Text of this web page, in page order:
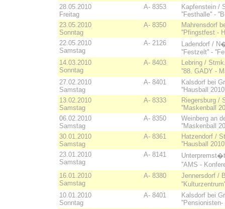
28.05.2010
Freitag
A- 8353
Kapfenstein /
''Festhalle'' -
23.05.2010
Sonntag
A- 8350
Mahrensdorf
''Pfingstfest -
22.05.2010
Samstag
A- 2126
Ladendorf /
''Festzelt'' -
14.03.2010
Sonntag
A- 8403
Lebring /
''88. GADY -
27.02.2010
Samstag
A- 8401
Kalsdorf bei
''Hausball
13.02.2010
Samstag
A- 8333
Riegersburg /
''Maskenball
06.02.2010
Samstag
A- 8350
Weinberg an
''Maskenball
30.01.2010
Samstag
A- 8361
Hatzendorf /
''Hausball
23.01.2010
Samstag
A- 8141
''AMS -
16.01.2010
Samstag
A- 8380
Jennersdorf /
10.01.2010
Sonntag
A- 8401
Kalsdorf bei